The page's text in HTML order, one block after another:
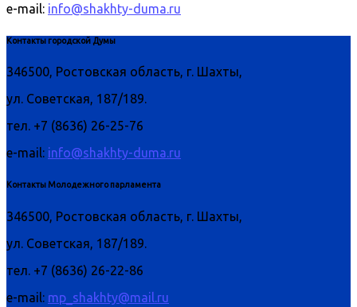
e-mail: info@shakhty-duma.ru
Контакты городской Думы
346500, Ростовская область, г. Шахты,
ул. Советская, 187/189.
тел. +7 (8636) 26-25-76
e-mail: info@shakhty-duma.ru
Контакты Молодежного парламента
346500, Ростовская область, г. Шахты,
ул. Советская, 187/189.
тел. +7 (8636) 26-22-86
e-mail: mp_shakhty@mail.ru